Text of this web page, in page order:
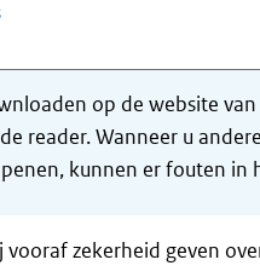
op de website
reader. Wanneer u
kunnen er fouten
zekerheid geven